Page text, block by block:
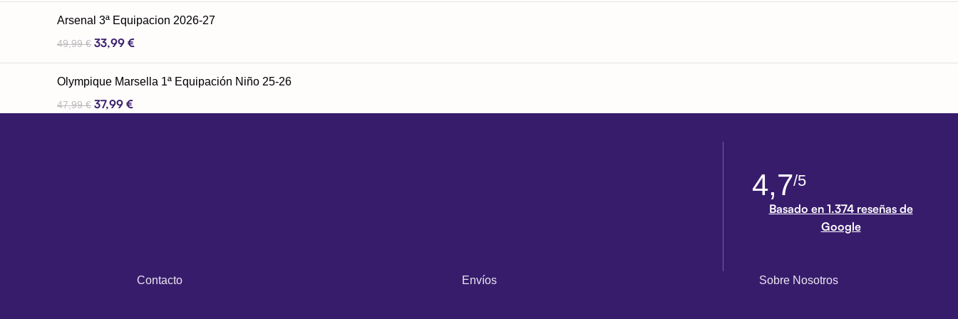
Arsenal 3ª Equipacion 2026-27
49,99€ 33,99 €
Olympique Marsella 1ª Equipación Niño 25-26
47,99€ 37,99 €
4,7/5
Basado en 1.374 reseñas de
Google
Contacto Envíos Sobre Nosotros